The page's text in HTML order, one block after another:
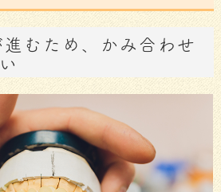
むため、かみ合わせ